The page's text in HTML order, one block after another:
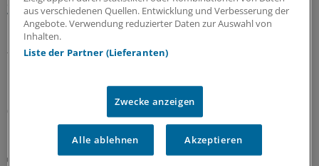
Woche geben
Ein Passus des Beitragssatzstabilisierungsgesetz sorgt
für Unruhe unter Ärztinnen und Ärzten. Stehen die
nicht? Kassenärzte und Krankenkassen verhandeln.
06.08.2026
GKV-Spargesetz
aus verschiedenen Quellen. Entwicklung und Verbesserung der
Angebote. Verwendung reduzierter Daten zur Auswahl von
Inhalten.
Liste der Partner (Lieferanten)
Zwecke anzeigen
Alle ablehnen Akzeptieren